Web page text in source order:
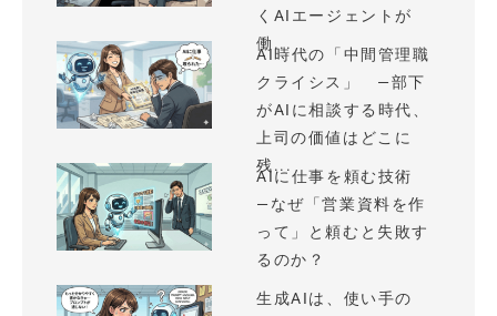
くAIエージェントが
働...
AI時代の「中間管理職
クライシス」 —部下
がAIに相談する時代、
上司の価値はどこに
残...
AIに仕事を頼む技術
—なぜ「営業資料を作
って」と頼むと失敗す
るのか？
生成AIは、使い手の